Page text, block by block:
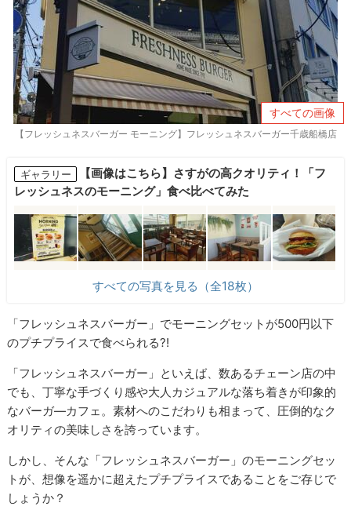
すべての画像
【フレッシュネスバーガー モーニング】フレッシュネスバーガー千歳船橋店
ギャラリー
【画像はこちら】さすがの高クオリティ！「フ
レッシュネスのモーニング」食べ比べてみた
すべての写真を見る（全18枚）
「フレッシュネスバーガー」でモーニングセットが500円以下
のプチプライスで食べられる?!
「フレッシュネスバーガー」といえば、数あるチェーン店の中
でも、丁寧な手づくり感や大人カジュアルな落ち着きが印象的
なバーガ―カフェ。素材へのこだわりも相まって、圧倒的なク
オリティの美味しさを誇っています。
しかし、そんな「フレッシュネスバーガー」のモーニングセッ
トが、想像を遥かに超えたプチプライスであることをご存じで
しょうか？